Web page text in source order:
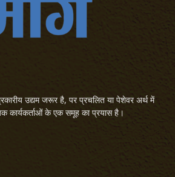
उद्यम जरूर है, पर प्रचलित या पेशेवर अर्थ में
कार्यकर्ताओं के एक समूह का प्रयास है।